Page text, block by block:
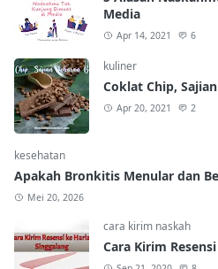
Media
Apr 14, 2021 6
kuliner
Coklat Chip,
Apr 20, 2021 2
kesehatan
Apakah Bronkitis Menular dan
Mei 20, 2026
cara kirim naskah
Cara Kirim